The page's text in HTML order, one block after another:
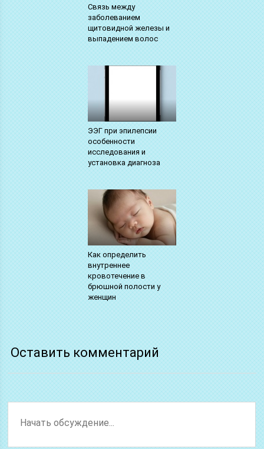
Связь между
заболеванием
щитовидной железы и
выпадением волос
ЭЭГ при эпилепсии
особенности
исследования и
установка диагноза
Как определить
внутреннее
кровотечение в
брюшной полости у
женщин
Оставить комментарий